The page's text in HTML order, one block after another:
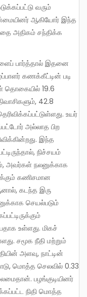
வரும்
ஆகியோர் இந்த
அதிகம் சந்திக்க
கணக்கீட்டின் படி
தொகையில் 19.6
42.8
உயர்
அல்லாத பிற
இந்த
நிச்சயம்
அவர்கள் நலனுக்காக
கணிசமான
கடந்த இரு
செயல்படும்
உள்ளது. மிகச்
சமூக நீதி மற்றும்
அளவு, நாட்டின்
மொத்த செலவில் 0.33
பழங்குடியினர்
நிதி மொத்த